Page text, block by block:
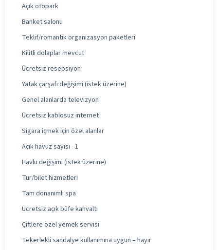
Açık otopark
Banket salonu
Teklif/romantik organizasyon paketleri
Kilitli dolaplar mevcut
Ücretsiz resepsiyon
Yatak çarşafı değişimi (istek üzerine)
Genel alanlarda televizyon
Ücretsiz kablosuz internet
Sigara içmek için özel alanlar
Açık havuz sayısı - 1
Havlu değişimi (istek üzerine)
Tur/bilet hizmetleri
Tam donanımlı spa
Ücretsiz açık büfe kahvaltı
Çiftlere özel yemek servisi
Tekerlekli sandalye kullanımına uygun – hayır